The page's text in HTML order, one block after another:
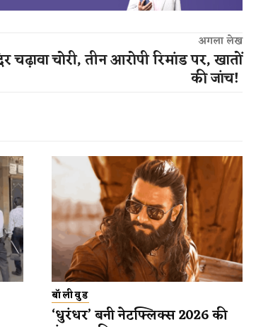
अगला लेख
चढ़ावा चोरी, तीन आरोपी रिमांड पर, खातों
की जांच!
बॉलीवुड
‘धुरंधर’ बनी नेटफ्लिक्स 2026 की